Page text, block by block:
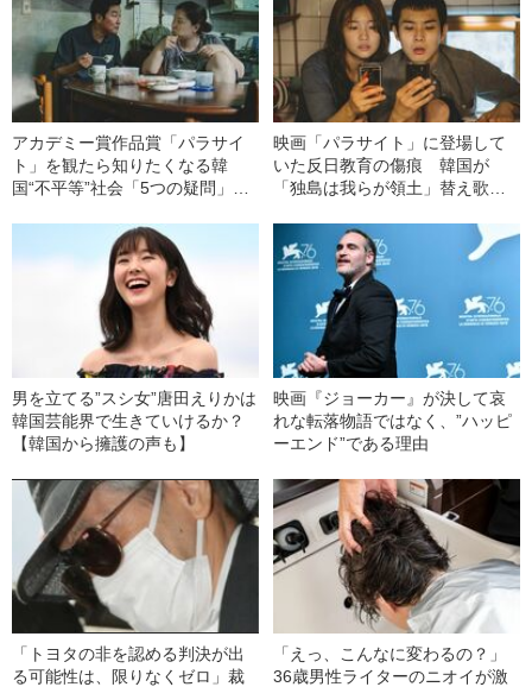
アカデミー賞作品賞「パラサイ
ト」を観たら知りたくなる韓
国“不平等”社会「5つの疑問」に
映画「パラサイト」に登場して
いた反日教育の傷痕 韓国が
「独島は我らが領土」替え歌で
男を立てる”スシ女”唐田えりかは
韓国芸能界で生きていけるか？
【韓国から擁護の声も】
映画『ジョーカー』が決して哀
れな転落物語ではなく、”ハッピ
ーエンド”である理由
「トヨタの非を認める判決が出
る可能性は、限りなくゼロ」裁
「えっ、こんなに変わるの？」
36歳男性ライターのニオイが激